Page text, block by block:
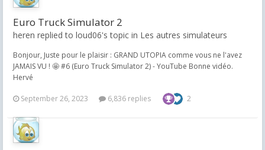
Euro Truck Simulator 2
heren replied to loud06's topic in Les autres simulateurs
Bonjour, Juste pour le plaisir : GRAND UTOPIA comme vous ne l'avez
JAMAIS VU ! 🤩 #6 (Euro Truck Simulator 2) - YouTube Bonne vidéo.
Hervé
September 26, 2023 6,836 replies 2